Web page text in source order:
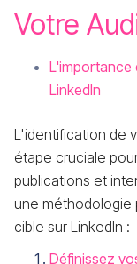
Votre
L'importance
LinkedIn
L'identification de
étape cruciale
publications et
une méthodologie
cible sur LinkedIn :
Définissez